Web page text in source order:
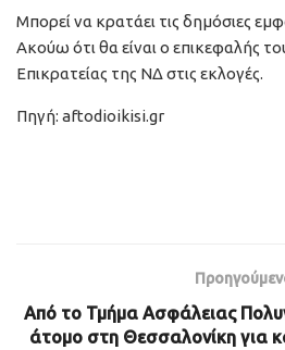
Μπορεί να κρατάει τις δημόσιες
Ακούω ότι θα είναι ο επικεφαλής
Επικρατείας της ΝΔ στις εκλογές.
Πηγή: aftodioikisi.gr
Από το Τμήμα Ασφάλειας
άτομο στη Θεσσαλονίκη για